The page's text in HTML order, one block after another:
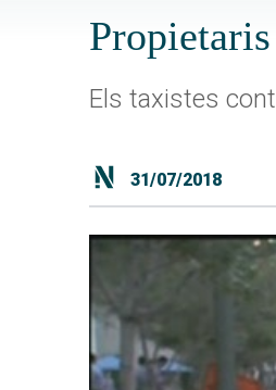
Els taxistes
31/07/2018